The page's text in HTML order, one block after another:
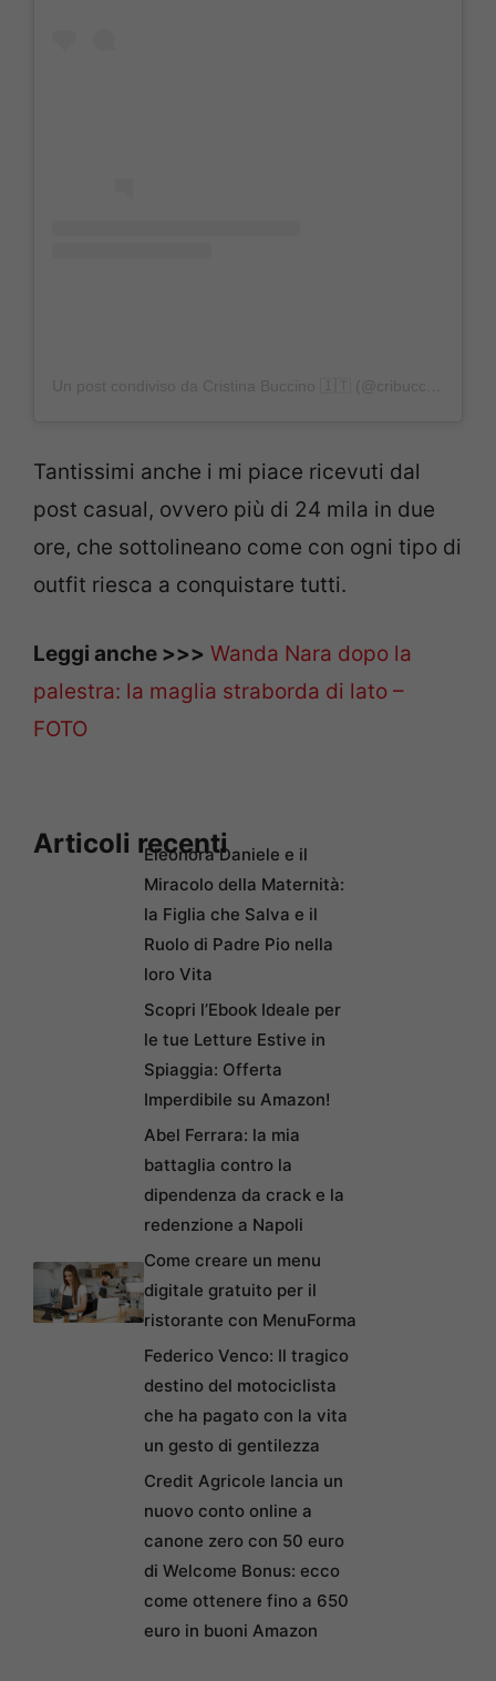
Tantissimi anche i mi piace ricevuti dal
post casual, ovvero più di 24 mila in due
ore, che sottolineano come con ogni tipo di
outfit riesca a conquistare tutti.
Leggi anche >>> Wanda Nara dopo la
palestra: la maglia straborda di lato –
FOTO
Articoli recentiEleonora Daniele e il
Miracolo della Maternità:
la Figlia che Salva e il
Ruolo di Padre Pio nella
loro Vita
Scopri l’Ebook Ideale per
le tue Letture Estive in
Spiaggia: Offerta
Imperdibile su Amazon!
Abel Ferrara: la mia
battaglia contro la
dipendenza da crack e la
redenzione a Napoli
Come creare un menu
digitale gratuito per il
ristorante con MenuForma
Federico Venco: Il tragico
destino del motociclista
che ha pagato con la vita
un gesto di gentilezza
Credit Agricole lancia un
nuovo conto online a
canone zero con 50 euro
di Welcome Bonus: ecco
come ottenere fino a 650
euro in buoni Amazon